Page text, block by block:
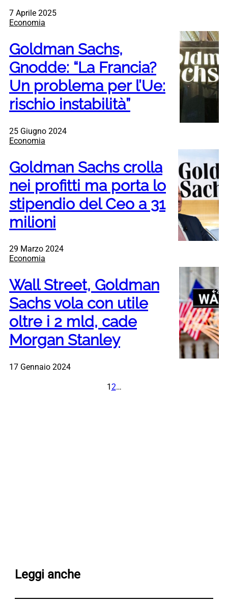
7 Aprile 2025
Economia
Goldman Sachs,
Gnodde: “La Francia?
Un problema per l’Ue:
rischio instabilità”
25 Giugno 2024
Economia
Goldman Sachs crolla
nei profitti ma porta lo
stipendio del Ceo a 31
milioni
29 Marzo 2024
Economia
Wall Street, Goldman
Sachs vola con utile
oltre i 2 mld, cade
Morgan Stanley
17 Gennaio 2024
1 2…
Leggi anche